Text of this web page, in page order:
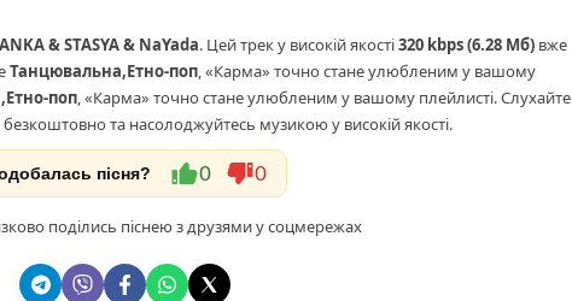
ANKA & STASYA & NaYada. Цей трек у високій якості320 kbps (6.28 Мб)вже
Танцювальна,Етно-поп, «Карма» точно стане улюбленим у вашому
поп, «Карма» точно стане улюбленим у вашому плейлисті. Слухайте
та насолоджуйтесь музикою у високій якості.
пісня? 0 0
поділись піснею з друзями у соцмережах